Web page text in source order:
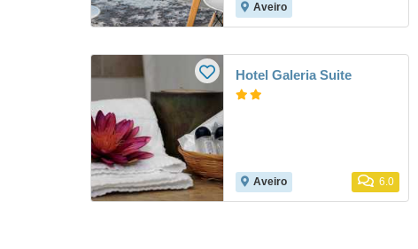
Aveiro
Hotel Galeria Suite
Aveiro 6.0